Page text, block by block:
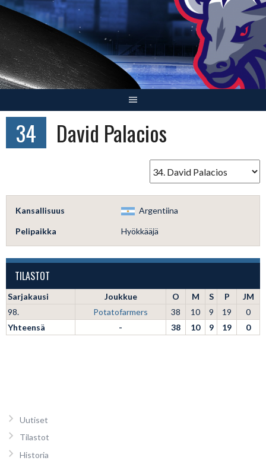
Skip
content
34 David Palacios
Kansallisuus Argentiina
Pelipaikka Hyökkääjä
TILASTOT
Sarjakausi Joukkue O M S P
JM
98.
Potatofarmers 38 10 9 19
0
Yhteensä
- 38 10 9 19 0
Uutiset
Tilastot
Historia